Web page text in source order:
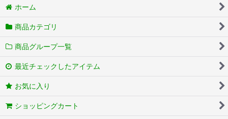
ホーム
商品カテゴリ
商品グループ一覧
最近チェックしたアイテム
お気に入り
ショッピングカート